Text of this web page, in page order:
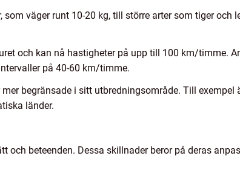
väger runt 10-20 kg, till större arter som tiger och
och kan nå hastigheter på upp till 100 km/timme.
på 40-60 km/timme.
begränsade i sitt utbredningsområde. Till exempel
länder.
beteenden. Dessa skillnader beror på deras